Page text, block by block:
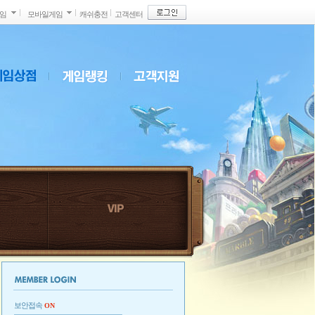
모바일게임 캐쉬충전 고객센터
보안접속 ON